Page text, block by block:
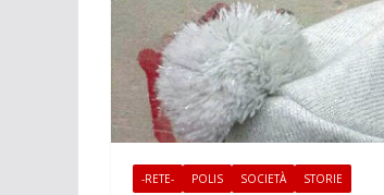
-RETE- POLIS SOCIETÀ STORIE